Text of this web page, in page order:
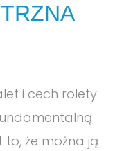
i cech rolety
że można ją